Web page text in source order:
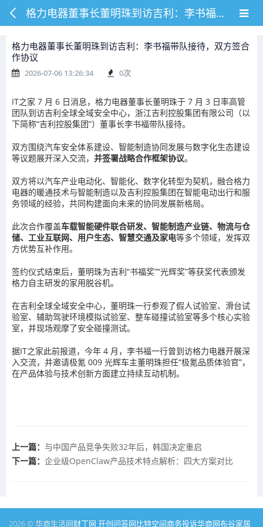
格力电器董事长董明珠到访吉利：李书福带队接待，双方签合作协议
格力电器董事长董明珠到访吉利：李书福带队接待，双方签合
作协议
2026-07-06 13:26:34 0次
IT之家 7 月 6 日消息，格力电器董事长董明珠于 7 月 3 日率高管
团队到访吉利全球全域安全中心，浙江吉利控股集团有限公司（以
下简称“吉利控股集团”）董事长李书福带队接待。
双方围绕汽车安全体系建设、智能制造协同发展与数字化生态建设
等议题展开深入交流， 并签署战略合作框架协议。
双方将以汽车产业电动化、智能化、数字化转型为契机，融合格力
电器的暖通技术与智能制造以及吉利控股集团在智能电动出行和服
务领域的经验，共同构建面向未来的协同发展新格局。
此次合作覆盖车载智能硬件联合研发、智能制造产业链、物流与仓
储、工业互联网、用户生态、智慧交通及家电等多个领域，发挥双
方优势互补作用。
签约仪式结束后，董明珠为吉利“书福奖”“光辉奖”等获奖代表颁发
格力自主研发的家用脱谷机。
在吉利全球全域安全中心，董明珠一行参观了假人试验室、滑台试
验室、辅助驾驶环境模拟试验室、整车碰撞试验室等多个核心实验
室，并现场观摩了安全碰撞测试。
据IT之家此前报道，今年 4 月，李书福一行曾到访格力电器开展深
入交流，并邀请极氪 009 光辉车主董明珠担任“极氪品质体验官”，
在产品体验与技术创新方面建立持续互动机制。
上一篇： 与中国产品竞争失败32年后，韩国决定重启
下一篇： 企业级OpenClaw产品技术特点解析：四大方案对比
2026 © 华商生活网财丁网 开创问答网比特空间商务投诉华商网布谷家居